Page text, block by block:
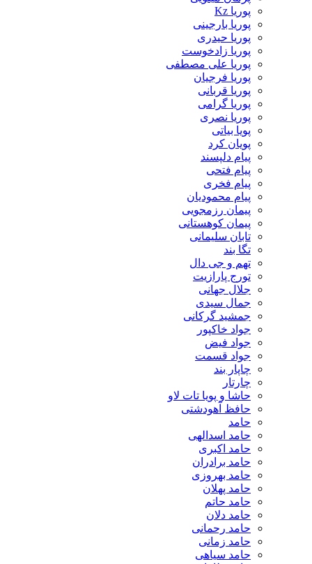
پوریا Kz
پوریا بارجینی
پوریا حیدری
پوریا زادخوست
پوریا علی مصطفی
پوریا فرجیان
پوریا قربانی
پوریا گرامی
پوریا نصری
پویا بیاتی
پویان کرد
پیام دلپسند
پیام فتحی
پیام فخری
پیام محمودیان
پیمان رزمجویی
پیمان کوهستانی
تابان سلیمانی
تگا بند
تهم و جی دال
تورج پارازیت
جلال جهانی
جمال سیدی
جمشید گرکانی
جواد خاکپور
جواد فیض
جواد قسمت
چاپار بند
چارتار
حاشا و پویا تات لاو
حافظ آهودشتی
حامد
حامد اسدالهی
حامد اکبری
حامد برادران
حامد بهروزی
حامد پهلان
حامد حاتم
حامد دلان
حامد رحمانی
حامد زمانی
حامد سیاهی